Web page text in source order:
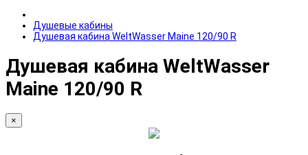
Душевые кабины
Душевая кабина WeltWasser Maine 120/90 R
Душевая кабина WeltWasser
Maine 120/90 R
×